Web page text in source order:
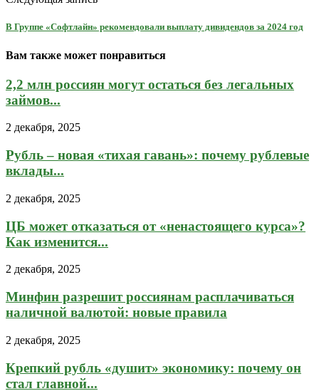
В Группе «Софтлайн» рекомендовали выплату дивидендов за 2024 год
Вам также может понравиться
2,2 млн россиян могут остаться без легальных
займов...
2 декабря, 2025
Рубль – новая «тихая гавань»: почему рублевые
вклады...
2 декабря, 2025
ЦБ может отказаться от «ненастоящего курса»?
Как изменится...
2 декабря, 2025
Минфин разрешит россиянам расплачиваться
наличной валютой: новые правила
2 декабря, 2025
Крепкий рубль «душит» экономику: почему он
стал главной...